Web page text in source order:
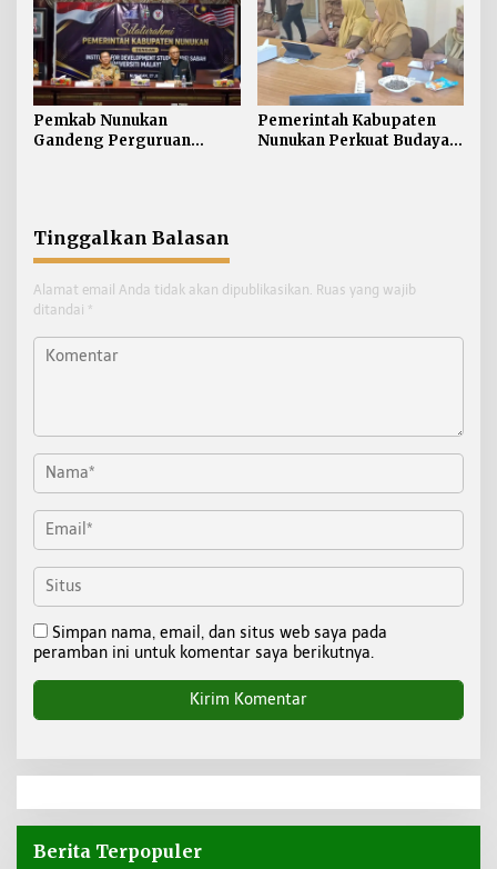
Pemkab Nunukan
Gandeng Perguruan
Pemerintah Kabupaten
Nunukan Perkuat Budaya
Tinggalkan Balasan
Alamat email Anda tidak akan dipublikasikan. Ruas yang wajib
ditandai *
Simpan nama, email, dan situs web saya pada
peramban ini untuk komentar saya berikutnya.
Berita Terpopuler